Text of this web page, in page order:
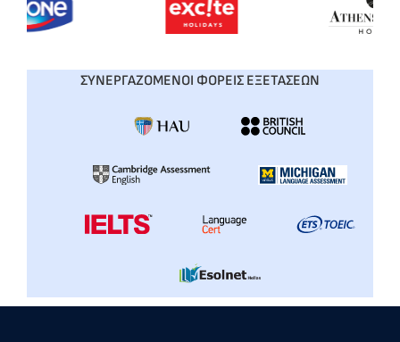
ΣΥΝΕΡΓΑΖΟΜΕΝΟΙ ΦΟΡΕΙΣ ΕΞΕΤΑΣΕΩΝ